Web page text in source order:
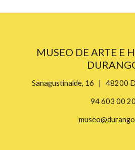
MUSEO DE ARTE E
Sanagustinalde, 16 | 48200
94 603 00 20